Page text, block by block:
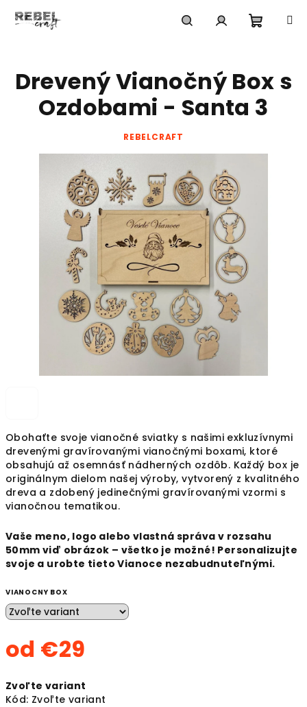
košík
Obohaťte svoje vianočné sviatky s našimi exkluzívnymi
drevenými gravírovanými vianočnými boxami, ktoré
obsahujú až osemnásť nádherných ozdôb. Každý box je
originálnym dielom našej výroby, vytvorený z kvalitného
dreva a zdobený jedinečnými gravírovanými vzormi s
vianočnou tematikou.
Vaše meno, logo alebo vlastná správa v rozsahu
50mm viď obrázok – všetko je možné! Personalizujte
svoje a urobte tieto Vianoce nezabudnuteľnými.
VIANOCNY BOX
od €29
cena:
Zvoľte variant
Kód: Zvoľte variant
Drevený Vianočný Box s
Ozdobami - Santa 3
REBELCRAFT